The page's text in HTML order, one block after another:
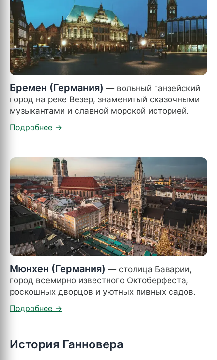
Бремен (Германия) — вольный ганзейский
город на реке Везер, знаменитый сказочными
музыкантами и славной морской историей.
Мюнхен (Германия) — столица Баварии,
город всемирно известного Октоберфеста,
роскошных дворцов и уютных пивных садов.
История Ганновера